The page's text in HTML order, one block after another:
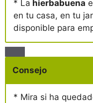
* La hierbabuena
en tu casa, en tu
disponible para
Consejo
* Mira si ha